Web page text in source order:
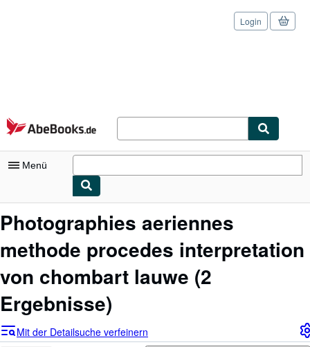
Zum Hauptinhalt
AbeBooks.de
Login
Menü
Nutzerkonto
Meine Bestellungen
Detailsuche
Sammlungen
Antiquarische Bücher
Photographies aeriennes
methode procedes interpretation
von chombart lauwe (2
Ergebnisse)
Mit der Detailsuche verfeinern